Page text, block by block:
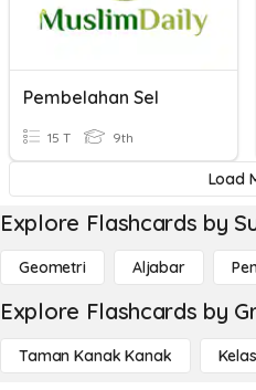
Pembelahan Sel
15 T 9th
Load
Explore Flashcards by
Geometri Aljabar
Explore Flashcards by
Taman Kanak Kanak